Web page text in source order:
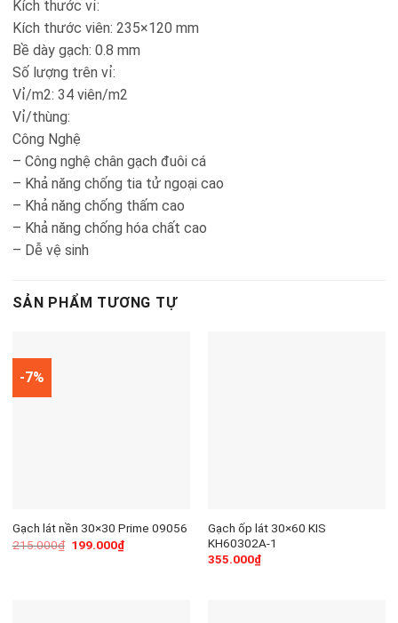
Kích thước vỉ:
Kích thước viên: 235×120 mm
Bề dày gạch: 0.8 mm
Số lượng trên vỉ:
Vỉ/m2: 34 viên/m2
Vỉ/thùng:
Công Nghệ
– Công nghệ chân gạch đuôi cá
– Khả năng chống tia tử ngoại cao
– Khả năng chống thấm cao
– Khả năng chống hóa chất cao
– Dễ vệ sinh
SẢN PHẨM TƯƠNG TỰ
-7%
Gạch lát nền 30×30 Prime 09056
215.000₫ 199.000₫
Gạch ốp lát 30×60 KIS
KH60302A-1
355.000₫